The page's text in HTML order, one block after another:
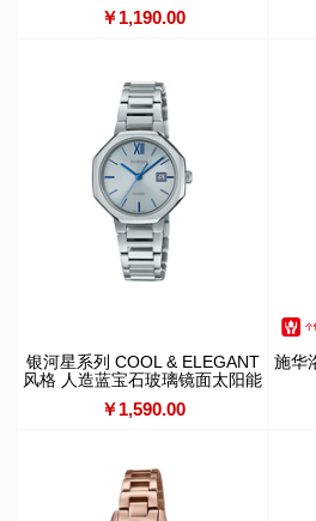
￥1,190.00
银河星系列 COOL & ELEGANT
风格 人造蓝宝石玻璃镜面太阳能
￥1,590.00
施华